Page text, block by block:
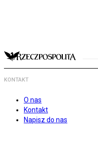
KONTAKT
O nas
Kontakt
Napisz do nas